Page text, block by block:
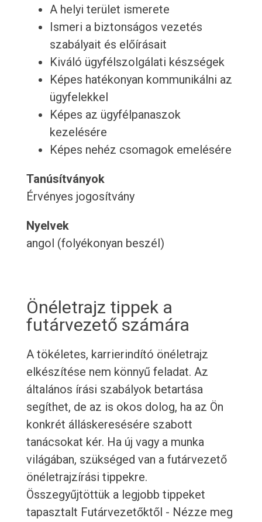
A helyi terület ismerete
Ismeri a biztonságos vezetés
szabályait és előírásait
Kiváló ügyfélszolgálati készségek
Képes hatékonyan kommunikálni az
ügyfelekkel
Képes az ügyfélpanaszok
kezelésére
Képes nehéz csomagok emelésére
Tanúsítványok
Érvényes jogosítvány
Nyelvek
angol (folyékonyan beszél)
Önéletrajz tippek a
futárvezető számára
A tökéletes, karrierindító önéletrajz
elkészítése nem könnyű feladat. Az
általános írási szabályok betartása
segíthet, de az is okos dolog, ha az Ön
konkrét álláskeresésére szabott
tanácsokat kér. Ha új vagy a munka
világában, szükséged van a futárvezető
önéletrajzírási tippekre.
Összegyűjtöttük a legjobb tippeket
tapasztalt Futárvezetőktől - Nézze meg